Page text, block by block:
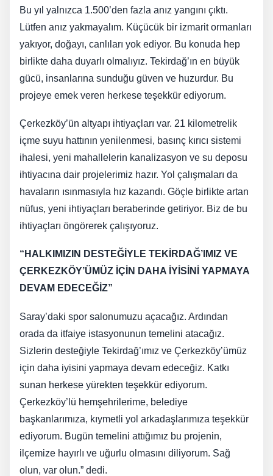
Bu yıl yalnızca 1.500’den fazla anız yangını çıktı.
Lütfen anız yakmayalım. Küçücük bir izmarit ormanları
yakıyor, doğayı, canlıları yok ediyor. Bu konuda hep
birlikte daha duyarlı olmalıyız. Tekirdağ’ın en büyük
gücü, insanlarına sunduğu güven ve huzurdur. Bu
projeye emek veren herkese teşekkür ediyorum.
Çerkezköy’ün altyapı ihtiyaçları var. 21 kilometrelik
içme suyu hattının yenilenmesi, basınç kırıcı sistemi
ihalesi, yeni mahallelerin kanalizasyon ve su deposu
ihtiyacına dair projelerimiz hazır. Yol çalışmaları da
havaların ısınmasıyla hız kazandı. Göçle birlikte artan
nüfus, yeni ihtiyaçları beraberinde getiriyor. Biz de bu
ihtiyaçları öngörerek çalışıyoruz.
“HALKIMIZIN DESTEĞİYLE TEKİRDAĞ’IMIZ VE
ÇERKEZKÖY’ÜMÜZ İÇİN DAHA İYİSİNİ YAPMAYA
DEVAM EDECEĞİZ”
Saray’daki spor salonumuzu açacağız. Ardından
orada da itfaiye istasyonunun temelini atacağız.
Sizlerin desteğiyle Tekirdağ’ımız ve Çerkezköy’ümüz
için daha iyisini yapmaya devam edeceğiz. Katkı
sunan herkese yürekten teşekkür ediyorum.
Çerkezköy’lü hemşehrilerime, belediye
başkanlarımıza, kıymetli yol arkadaşlarımıza teşekkür
ediyorum. Bugün temelini attığımız bu projenin,
ilçemize hayırlı ve uğurlu olmasını diliyorum. Sağ
olun, var olun.” dedi.